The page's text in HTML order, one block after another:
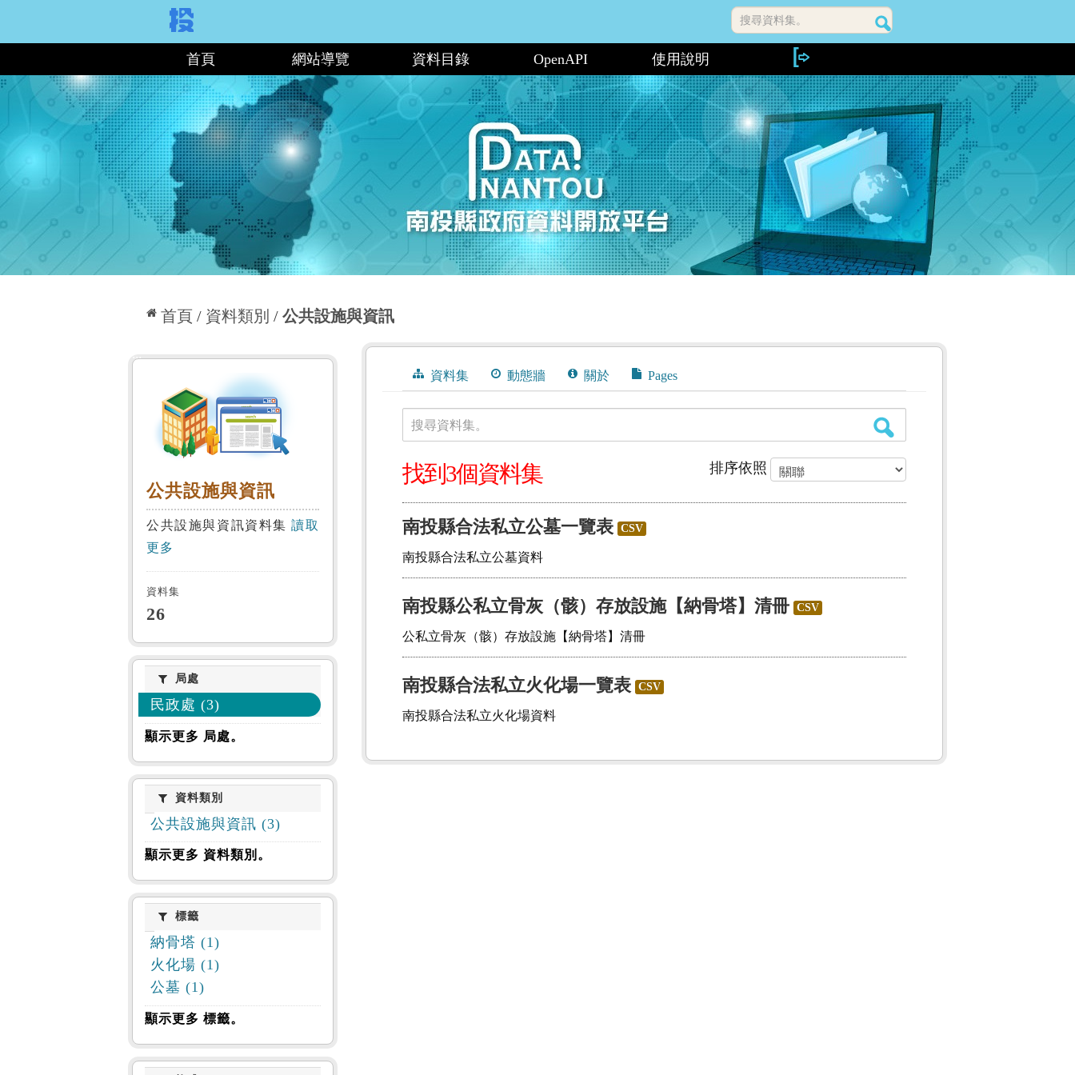
搜尋資料集。
首頁 網站導覽 資料目錄 OpenAPI 使用說明
首頁 資料類別 公共設施與資訊
公共設施與資訊
公共設施與資訊
公共設施與資訊資料集讀取
更多
資料集
26
局處局處
民政處 (3)
顯示更多 局處。
資料類別
資料類別
公共設施與資訊 (3)
顯示更多 資料類別。
標籤標籤
納骨塔 (1)
火化場 (1)
公墓 (1)
顯示更多 標籤。
資料集 動態牆 關於 Pages
搜尋資料集。
排序依照
找到3個資料集
南投縣合法私立公墓一覽表 CSV
南投縣合法私立公墓資料
南投縣公私立骨灰（骸）存放設施【納骨塔】清冊 CSV
公私立骨灰（骸）存放設施【納骨塔】清冊
南投縣合法私立火化場一覽表 CSV
南投縣合法私立火化場資料